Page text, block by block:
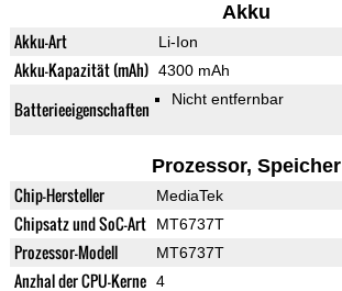
Akku
Akku-Art Li-Ion
Akku-Kapazität (mAh) 4300 mAh
Batterieeigenschaften Nicht entfernbar
Prozessor, Speicher
Chip-Hersteller MediaTek
Chipsatz und SoC-Art MT6737T
Prozessor-Modell MT6737T
Anzhal der CPU-Kerne 4